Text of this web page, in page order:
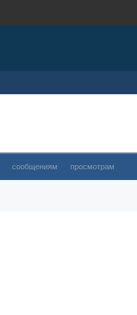
сообщениям просмотрам